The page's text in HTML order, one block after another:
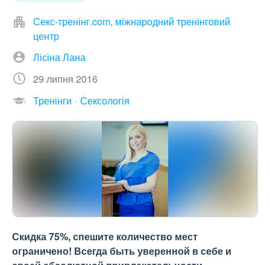
Секс-тренінг.com, міжнародний тренінговий
центр
Лісіна Лана
29 липня 2016
Тренінги
Сексологія
Скидка 75%, спешите количество мест
ограничено! Всегда быть уверенной в себе и